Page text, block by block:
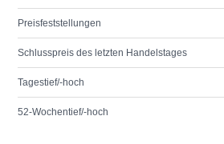
Preisfeststellungen
Schlusspreis des letzten Handelstages
Tagestief/-hoch
52-Wochentief/-hoch